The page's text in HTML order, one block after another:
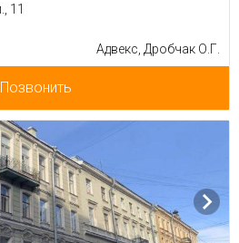
11
Адвекс, Дробчак О.Г.
Позвонить